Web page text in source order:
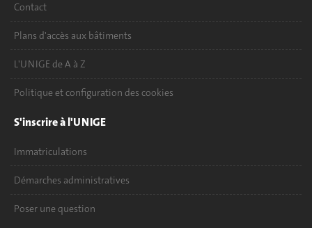
Contact
Plans d'accès aux bâtiments
L'UNIGE de A à Z
Politique et configuration des cookies
S'inscrire à l'UNIGE
Immatriculations
Démarches administratives
Poser une question